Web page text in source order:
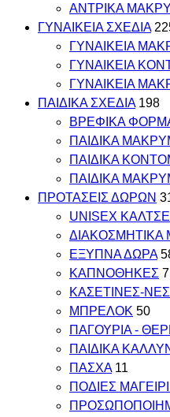
ΑΝΤΡΙΚΑ
ΓΥΝΑΙΚΕΙΑ ΣΧΕΔΙΑ
ΓΥΝΑΙΚΕΙΑ
ΓΥΝΑΙΚΕΙΑ
ΓΥΝΑΙΚΕΙΑ
ΠΑΙΔΙΚΑ ΣΧΕΔΙΑ 198
ΒΡΕΦΙΚΑ
ΠΑΙΔΙΚΑ
ΠΑΙΔΙΚΑ
ΠΑΙΔΙΚΑ
ΠΡΟΤΑΣΕΙΣ ΔΩΡΩΝ
UNISEX
ΔΙΑΚΟΣΜΗΤΙΚΑ
ΕΞΥΠΝΑ ΔΩΡΑ
ΚΑΠΝΟΘΗΚΕΣ 7
ΚΑΣΕΤΙΝΕΣ-
ΜΠΡΕΛΟΚ 50
ΠΑΓΟΥΡΙΑ -
ΠΑΙΔΙΚΑ
ΠΑΣΧΑ 11
ΠΟΔΙΕΣ